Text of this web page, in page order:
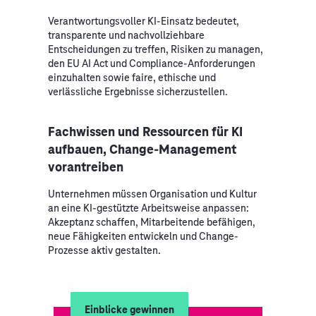
Verantwortungsvoller KI-Einsatz bedeutet,
transparente und nachvollziehbare
Entscheidungen zu treffen, Risiken zu managen,
den EU AI Act und Compliance-Anforderungen
einzuhalten sowie faire, ethische und
verlässliche Ergebnisse sicherzustellen.
Fachwissen und Ressourcen für KI
aufbauen, Change-Management
vorantreiben
Unternehmen müssen Organisation und Kultur
an eine KI-gestützte Arbeitsweise anpassen:
Akzeptanz schaffen, Mitarbeitende befähigen,
neue Fähigkeiten entwickeln und Change-
Prozesse aktiv gestalten.
Einblicke gewinnen